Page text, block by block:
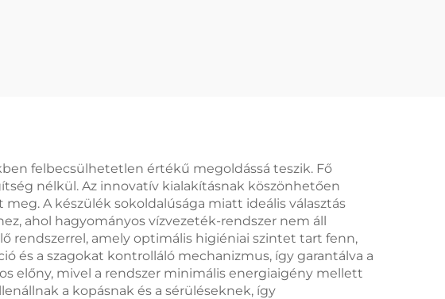
felbecsülhetetlen értékű megoldássá teszik. Fő
nélkül. Az innovatív kialakításnak köszönhetően
A készülék sokoldalúsága miatt ideális választás
ahol hagyományos vízvezeték-rendszer nem áll
rendszerrel, amely optimális higiéniai szintet tart fenn,
és a szagokat kontrolláló mechanizmus, így garantálva a
előny, mivel a rendszer minimális energiaigény mellett
a kopásnak és a sérüléseknek, így